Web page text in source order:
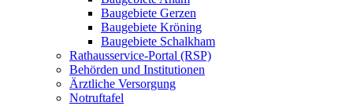
Baugebiete Gerzen
Baugebiete Kröning
Baugebiete Schalkham
Rathausservice-Portal (RSP)
Behörden und Institutionen
Ärztliche Versorgung
Notruftafel